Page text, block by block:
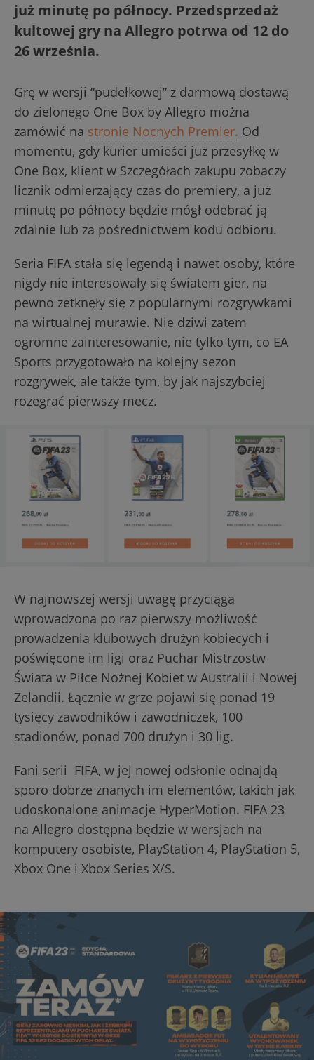
już minutę po północy. Przedsprzedaż
kultowej gry na Allegro potrwa od 12 do
26 września.
Grę w wersji “pudełkowej” z darmową dostawą
do zielonego One Box by Allegro można
zamówić na stronie Nocnych Premier. Od
momentu, gdy kurier umieści już przesyłkę w
One Box, klient w Szczegółach zakupu zobaczy
licznik odmierzający czas do premiery, a już
minutę po północy będzie mógł odebrać ją
zdalnie lub za pośrednictwem kodu odbioru.
Seria FIFA stała się legendą i nawet osoby, które
nigdy nie interesowały się światem gier, na
pewno zetknęły się z popularnymi rozgrywkami
na wirtualnej murawie. Nie dziwi zatem
ogromne zainteresowanie, nie tylko tym, co EA
Sports przygotowało na kolejny sezon
rozgrywek, ale także tym, by jak najszybciej
rozegrać pierwszy mecz.
W najnowszej wersji uwagę przyciąga
wprowadzona po raz pierwszy możliwość
prowadzenia klubowych drużyn kobiecych i
poświęcone im ligi oraz Puchar Mistrzostw
Świata w Piłce Nożnej Kobiet w Australii i Nowej
Zelandii. Łącznie w grze pojawi się ponad 19
tysięcy zawodników i zawodniczek, 100
stadionów, ponad 700 drużyn i 30 lig.
Fani serii FIFA, w jej nowej odsłonie odnajdą
sporo dobrze znanych im elementów, takich jak
udoskonalone animacje HyperMotion. FIFA 23
na Allegro dostępna będzie w wersjach na
komputery osobiste, PlayStation 4, PlayStation 5,
Xbox One i Xbox Series X/S.